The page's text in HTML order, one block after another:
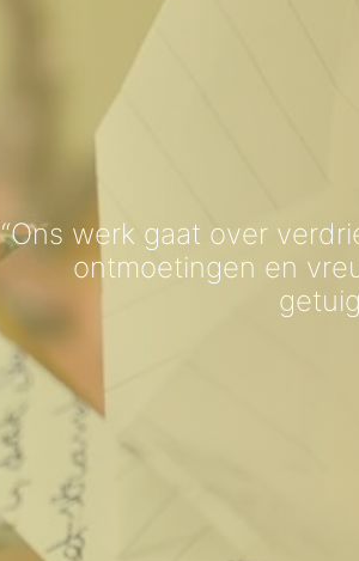
“Ons werk gaat over
ontmoetingen en